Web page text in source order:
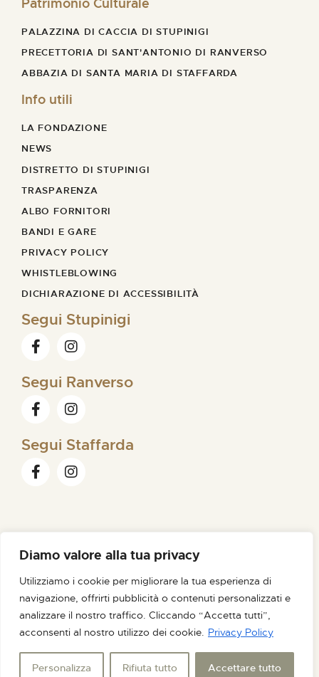
Diamo valore alla tua privacy
Utilizziamo i cookie per migliorare la tua esperienza di
navigazione, offrirti pubblicità o contenuti personalizzati e
analizzare il nostro traffico. Cliccando “Accetta tutti”,
acconsenti al nostro utilizzo dei cookie. Privacy Policy
Personalizza Rifiuta tutto Accettare tutto
PALAZZINA DI CACCIA DI STUPINIGI
PRECETTORIA DI SANT'ANTONIO DI RANVERSO
ABBAZIA DI SANTA MARIA DI STAFFARDA
Info utili
LA FONDAZIONE
NEWS
DISTRETTO DI STUPINIGI
TRASPARENZA
ALBO FORNITORI
BANDI E GARE
PRIVACY POLICY
WHISTLEBLOWING
DICHIARAZIONE DI ACCESSIBILITÀ
Segui Stupinigi
Segui Ranverso
Segui Staffarda
PEC FONDAZIONE@PEC.ORDINEMAURIZIANO.IT